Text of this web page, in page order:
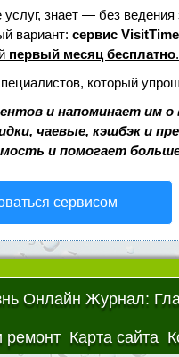
услуг, знает — без
вариант: сервис
первый месяц бесплатно.
который
и напоминает им о
чаевые, кэшбэк и
и помогает
сервисом
Онлайн Журнал:
ремонт Карта сайта